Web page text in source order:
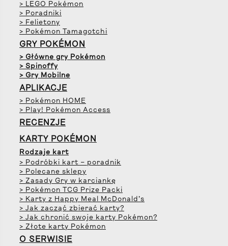
> LEGO Pokémon
> Poradniki
> Felietony
> Pokémon Tamagotchi
GRY POKÉMON
> Główne gry Pokémon
> Spinoffy
> Gry Mobilne
APLIKACJE
> Pokémon HOME
> Play! Pokémon Access
RECENZJE
KARTY POKÉMON
Rodzaje kart
> Podróbki kart – poradnik
> Polecane sklepy
> Zasady Gry w karciankę
> Pokémon TCG Prize Packi
> Karty z Happy Meal McDonald’s
> Jak zacząć zbierać karty?
> Jak chronić swoje karty Pokémon?
> Złote karty Pokémon
O SERWISIE